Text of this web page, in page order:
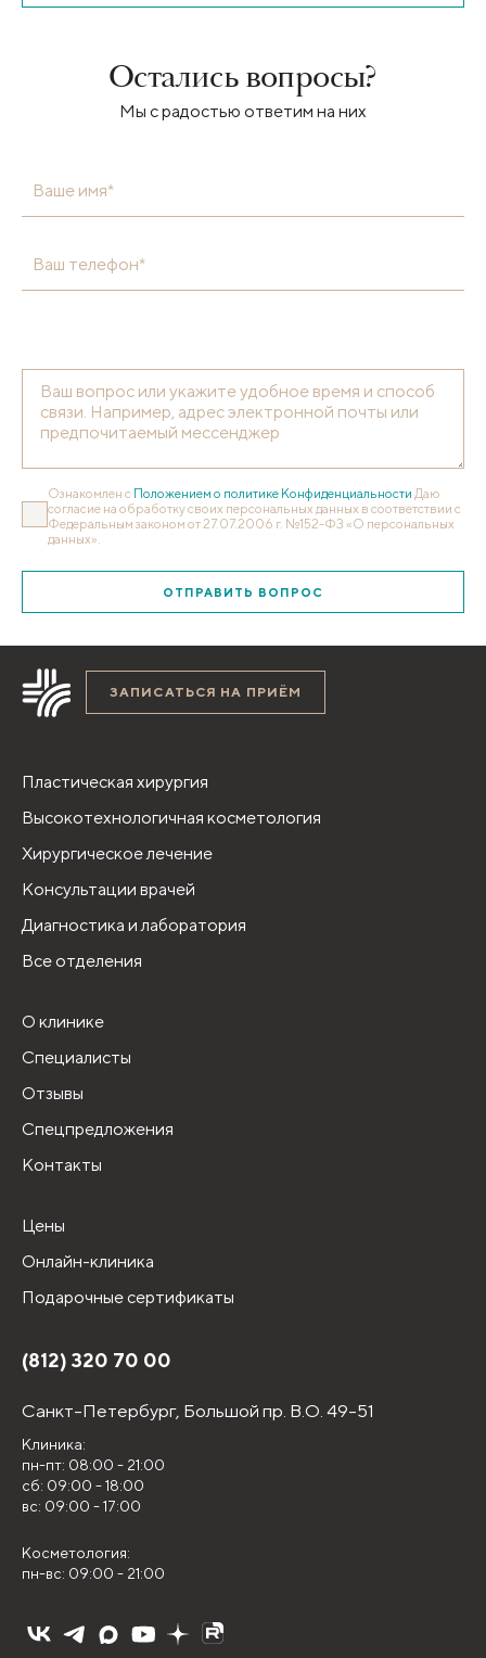
Остались вопросы?
Мы с радостью ответим на них
Ваше имя*
Ваш телефон*
Ознакомлен с Положением о политике Конфиденциальности Даю
согласие на обработку своих персональных данных в соответствии с
Федеральным законом от 27.07.2006 г. №152-ФЗ «О персональных
данных».
ОТПРАВИТЬ ВОПРОС
ЗАПИСАТЬСЯ НА ПРИЁМ
Пластическая хирургия
Высокотехнологичная косметология
Хирургическое лечение
Консультации врачей
Диагностика и лаборатория
Все отделения
О клинике
Специалисты
Отзывы
Спецпредложения
Контакты
Цены
Онлайн-клиника
Подарочные сертификаты
(812) 320 70 00
Санкт-Петербург, Большой пр. В.О. 49-51
Клиника:
пн-пт: 08:00 - 21:00
сб: 09:00 - 18:00
вс: 09:00 - 17:00
Косметология:
пн-вс: 09:00 - 21:00